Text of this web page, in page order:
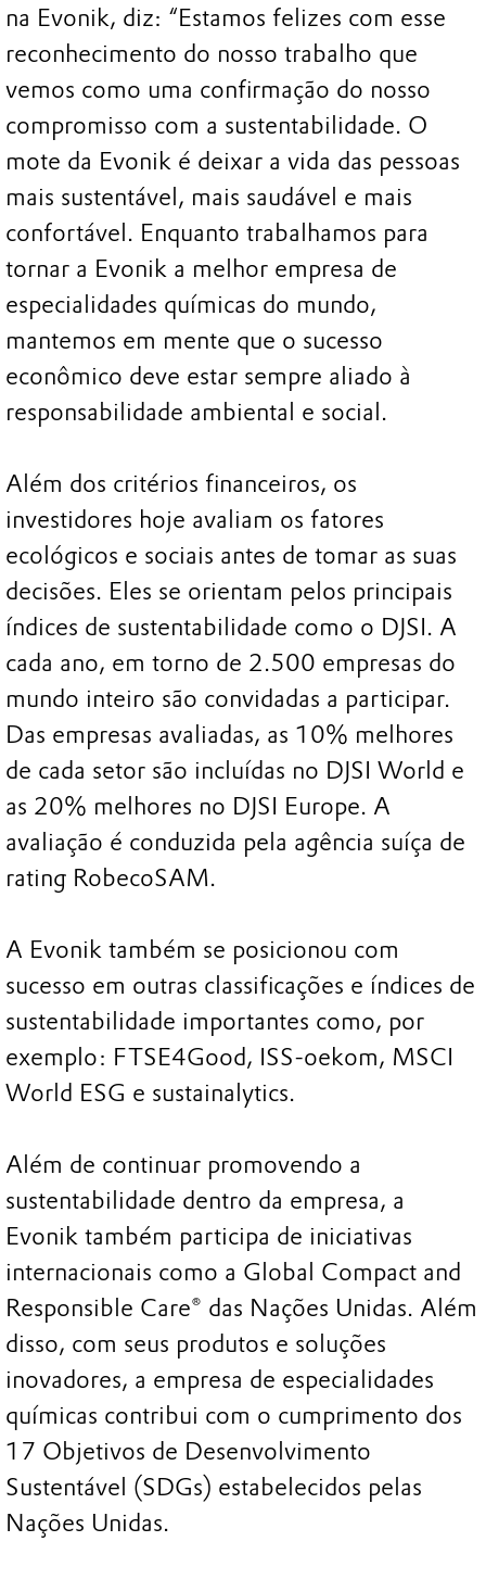
na Evonik, diz: “Estamos felizes com esse
reconhecimento do nosso trabalho que
vemos como uma confirmação do nosso
compromisso com a sustentabilidade. O
mote da Evonik é deixar a vida das pessoas
mais sustentável, mais saudável e mais
confortável. Enquanto trabalhamos para
tornar a Evonik a melhor empresa de
especialidades químicas do mundo,
mantemos em mente que o sucesso
econômico deve estar sempre aliado à
responsabilidade ambiental e social.
Além dos critérios financeiros, os
investidores hoje avaliam os fatores
ecológicos e sociais antes de tomar as suas
decisões. Eles se orientam pelos principais
índices de sustentabilidade como o DJSI. A
cada ano, em torno de 2.500 empresas do
mundo inteiro são convidadas a participar.
Das empresas avaliadas, as 10% melhores
de cada setor são incluídas no DJSI World e
as 20% melhores no DJSI Europe. A
avaliação é conduzida pela agência suíça de
rating RobecoSAM.
A Evonik também se posicionou com
sucesso em outras classificações e índices de
sustentabilidade importantes como, por
exemplo: FTSE4Good, ISS-oekom, MSCI
World ESG e sustainalytics.
Além de continuar promovendo a
sustentabilidade dentro da empresa, a
Evonik também participa de iniciativas
internacionais como a Global Compact and
Responsible Care® das Nações Unidas. Além
disso, com seus produtos e soluções
inovadores, a empresa de especialidades
químicas contribui com o cumprimento dos
17 Objetivos de Desenvolvimento
Sustentável (SDGs) estabelecidos pelas
Nações Unidas.